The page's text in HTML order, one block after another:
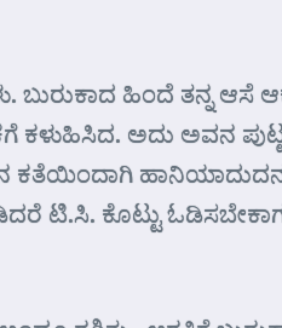
ಹಿಂದೆ ತನ್ನ ಆಸೆ
ಕಳುಹಿಸಿದ. ಅದು ಅವನ
ಕತೆಯಿಂದಾಗಿ
ಟಿ.ಸಿ. ಕೊಟ್ಟು